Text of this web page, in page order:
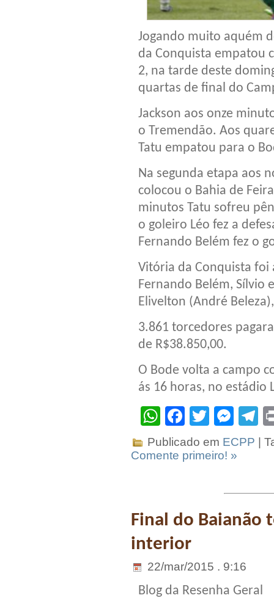
Jogando muito aquém
da Conquista empatou
2, na tarde deste
quartas de final do
Jackson aos onze
o Tremendão. Aos
Tatu empatou para o
Na segunda etapa aos
colocou o Bahia de
minutos Tatu sofreu
o goleiro Léo fez a
Fernando Belém fez o
Vitória da Conquista foi
Fernando Belém, Sílvio
Elivelton (André
3.861 torcedores
de R$38.850,00.
O Bode volta a campo
ás 16 horas, no estádio
WhatsApp
Facebook
Twitter
Publicado em ECPP |
Comente primeiro! »
Final do Baianão
interior
22/mar/2015 . 9:16
Blog da Resenha Geral